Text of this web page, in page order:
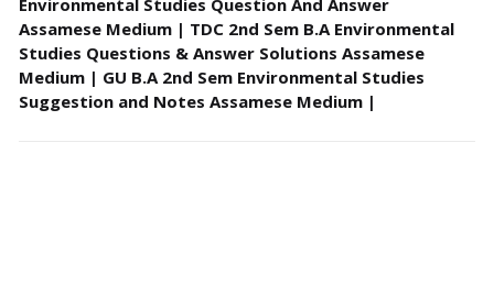
Environmental Studies Question And Answer
Assamese Medium | TDC 2nd Sem B.A Environmental
Studies Questions & Answer Solutions Assamese
Medium | GU B.A 2nd Sem Environmental Studies
Suggestion and Notes Assamese Medium |